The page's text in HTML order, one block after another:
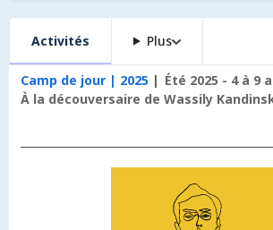
Activités Plus
Camp de jour | 2025 Été 2025 - 4 à 9
À la découversaire de Wassily